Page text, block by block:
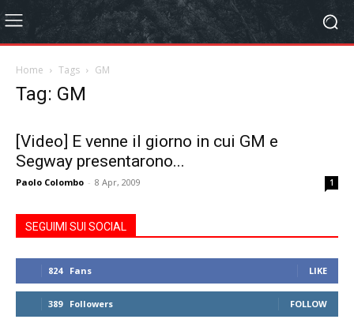
Home Tags GM
Tag: GM
[Video] E venne il giorno in cui GM e
Segway presentarono...
Paolo Colombo - 8 Apr, 2009 1
SEGUIMI SUI SOCIAL
824 Fans LIKE
389 Followers FOLLOW